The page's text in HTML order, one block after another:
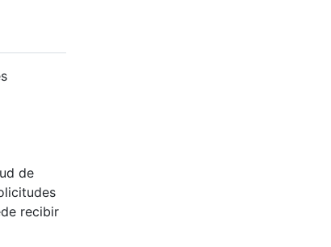
de
recibir